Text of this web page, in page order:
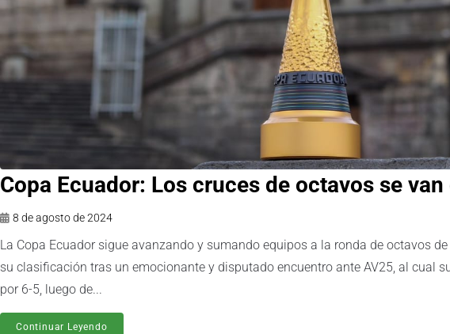
Copa Ecuador: Los cruces de octavos se
8 de agosto de 2024
La Copa Ecuador sigue avanzando y sumando equipos a la ronda de octavos
su clasificación tras un emocionante y disputado encuentro ante AV25, al cual
por 6-5, luego de...
Continuar Leyendo